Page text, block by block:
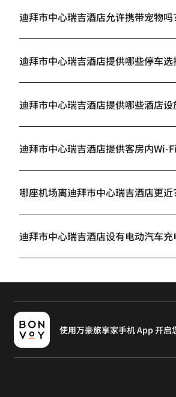
迪拜市中心瑞吉酒店允许携带宠物吗
迪拜市中心瑞吉酒店提供哪些停车选
迪拜市中心瑞吉酒店提供哪些酒店设
迪拜市中心瑞吉酒店提供客房内Wi-Fi
哪座机场离迪拜市中心瑞吉酒店更近
迪拜市中心瑞吉酒店设有电动汽车充
使用万豪旅享家手机 App 开启